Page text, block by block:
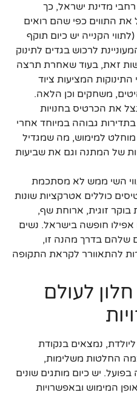
מדינת ישראל, כך
את התווים כפי שהם רואים
הקנייה יש כיום תוקף
לרכוש בגדים לתינוק
זאת, בעוד שאחרת תרצה
המציעות ציוד
משחקים וכן הלאה.
את הכרטיס בחנויות
גבוהה במיוחד אחרי
מוחלט למימוש, מה שמגדיל
של המתנה וגם את שביעות
השי ממש לא מסתכמת
כוללים אטרקציות שונות
זוגית, ארוחת שף,
אפילו חופשה בישראל. נשים
שלהם בדרך מהנה זו,
להתאוורר לקראת התקופה
לעולם
נמצאים בנקודת
החלטות משלימות,
יש כיום מותגים שונים
המימוש ובאפשרויות